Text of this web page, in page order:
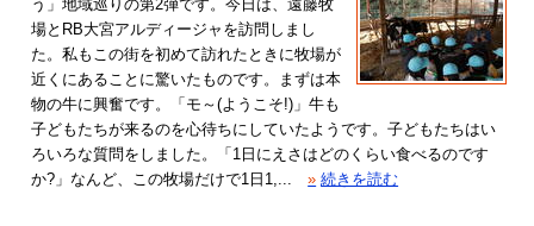
う」地域巡りの第2弾です。今日は、遠藤牧
場とRB大宮アルディージャを訪問しまし
た。私もこの街を初めて訪れたときに牧場が
近くにあることに驚いたものです。まずは本
物の牛に興奮です。「モ～(ようこそ!)」牛も
子どもたちが来るのを心待ちにしていたようです。子どもたちはい
ろいろな質問をしました。「1日にえさはどのくらい食べるのです
か?」なんど、この牧場だけで1日1,...
» 続きを読む